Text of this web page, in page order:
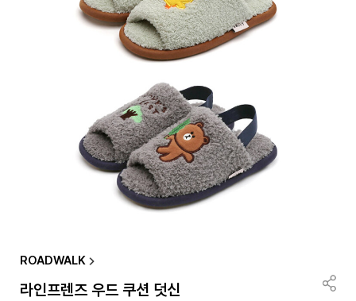
ROADWALK
라인프렌즈 우드 쿠션 덧신